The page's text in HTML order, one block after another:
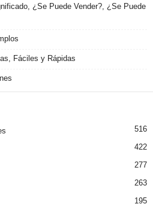
¿Se Puede Vender?, ¿Se Puede
Fáciles y Rápidas
516
422
277
263
195